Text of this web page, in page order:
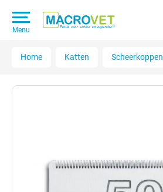
Menu
Home Katten Scheerkoppen